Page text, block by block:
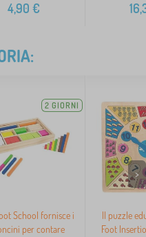
4,90 €
2 GIORNI
School fornisce i
per contare
Il puzzle
Foot
>